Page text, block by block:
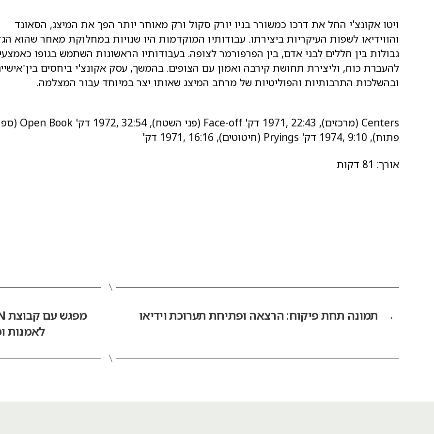
ויטו אקונצ'י החל את דרכו כמשורר בניו יורק סקול ורק מאוחר יותר הפך את המיצג, הסאונד
והווידיאו לשפות העיקריות ביצירתו. עבודותיו המוקדמות היו שנויות במחלוקת מאחר שהוא
גבולות בין חללים לבני אדם, בין הפרפורמר לצופה. בעבודותיו הראשונות השתמש בגופו
להעברת כוח, וליצירת תחושת קירבה ואמון עם הצופים. בהמשך, עסק אקונצ'י ביחסים
ובהשלכות התרבותיות והפוליטיות של מרחב המיצג שאותו יצר במיוחד עבור המצלמה.
Centers (מרכזים), 22:43 ,1971 דק' Face-off (פני השטח), 32:54 ,1972 דק'
פתוח), 9:10 ,1974 דק'
(חיטוטים), 16:16 ,1971 דק'
אורך: 81 דקות
←
תמונה תחת פיקוח: הרצאה ופתיחת תערוכת וידיאו
לאמנות